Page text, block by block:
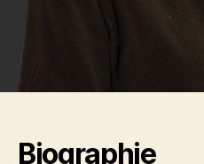
Biographie